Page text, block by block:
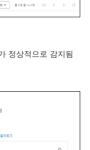
정상적으로 감지됨